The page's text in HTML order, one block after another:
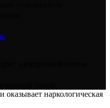
оказывает наркологическая